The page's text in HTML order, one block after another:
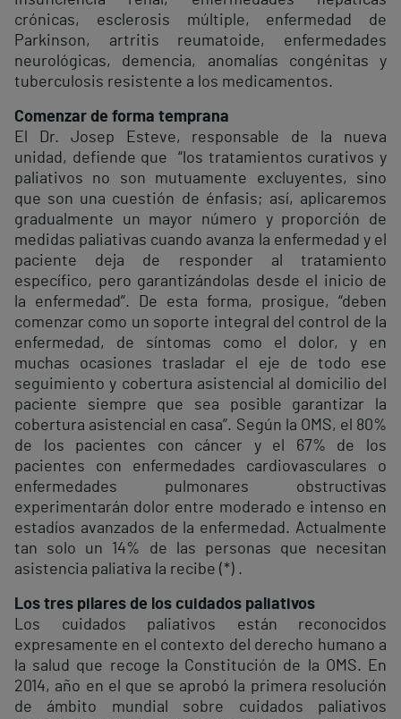
crónicas, esclerosis múltiple, enfermedad de
Parkinson, artritis reumatoide, enfermedades
neurológicas, demencia, anomalías congénitas y
tuberculosis resistente a los medicamentos.
Comenzar de forma temprana
El Dr. Josep Esteve, responsable de la nueva
unidad, defiende que “los tratamientos curativos y
paliativos no son mutuamente excluyentes, sino
que son una cuestión de énfasis; así, aplicaremos
gradualmente un mayor número y proporción de
medidas paliativas cuando avanza la enfermedad y el
paciente deja de responder al tratamiento
específico, pero garantizándolas desde el inicio de
la enfermedad”. De esta forma, prosigue, “deben
comenzar como un soporte integral del control de la
enfermedad, de síntomas como el dolor, y en
muchas ocasiones trasladar el eje de todo ese
seguimiento y cobertura asistencial al domicilio del
paciente siempre que sea posible garantizar la
cobertura asistencial en casa”. Según la OMS, el 80%
de los pacientes con cáncer y el 67% de los
pacientes con enfermedades cardiovasculares o
enfermedades pulmonares obstructivas
experimentarán dolor entre moderado e intenso en
estadíos avanzados de la enfermedad. Actualmente
tan solo un 14% de las personas que necesitan
asistencia paliativa la recibe (*) .
Los tres pilares de los cuidados paliativos
Los cuidados paliativos están reconocidos
expresamente en el contexto del derecho humano a
la salud que recoge la Constitución de la OMS. En
2014, año en el que se aprobó la primera resolución
de ámbito mundial sobre cuidados paliativos